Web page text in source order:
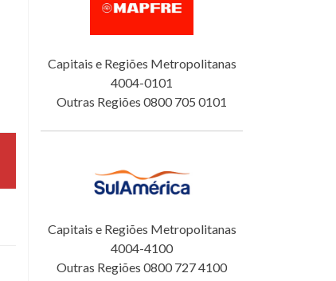
Capitais e Regiões Metropolitanas
4004-0101
Outras Regiões 0800 705 0101
Capitais e Regiões Metropolitanas
4004-4100
Outras Regiões 0800 727 4100